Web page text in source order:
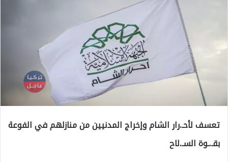
تعسف لأحـ.رار الشام وإخراج المدنيين من منازلهم في الفوعة
بقـ.ـوة السـ.لاح